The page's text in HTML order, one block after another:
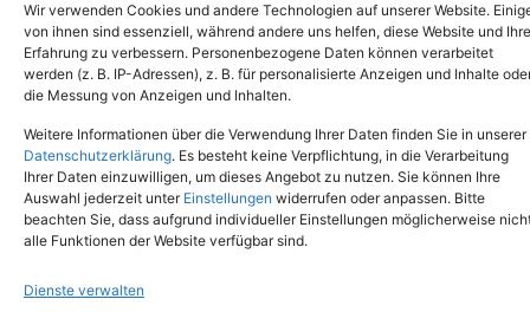
Wir verwenden Cookies und andere Technologien auf unserer Website.
von ihnen sind essenziell, während andere uns helfen, diese Website und Ihre
Erfahrung zu verbessern. Personenbezogene Daten können verarbeitet
werden (z. B. IP-Adressen), z. B. für personalisierte Anzeigen und Inhalte
die Messung von Anzeigen und Inhalten.
Weitere Informationen über die Verwendung Ihrer Daten finden Sie in unserer
Datenschutzerklärung. Es besteht keine Verpflichtung, in die Verarbeitung
Ihrer Daten einzuwilligen, um dieses Angebot zu nutzen. Sie können Ihre
Auswahl jederzeit unter Einstellungen widerrufen oder anpassen. Bitte
beachten Sie, dass aufgrund individueller Einstellungen möglicherweise
alle Funktionen der Website verfügbar sind.
Dienste verwalten
Copyright © 2024. Alle Rechte vorbehalten.
Tel.: (02651) - 77438info@tierheim-mayen.de
In der Pluns 1, 56727 Mayen